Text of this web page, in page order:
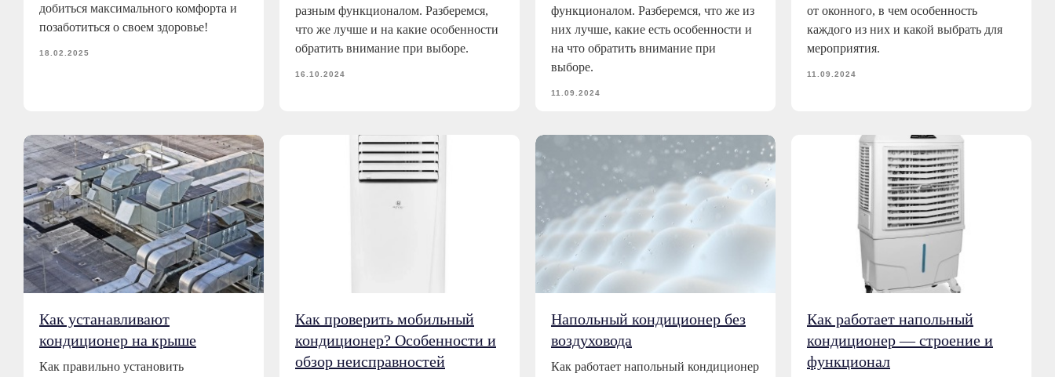
добиться максимального комфорта и
позаботиться о своем здоровье!
18.02.2025
разным функционалом. Разберемся,
что же лучше и на какие особенности
обратить внимание при выборе.
16.10.2024
функционалом. Разберемся, что же из
них лучше, какие есть особенности и
на что обратить внимание при
выборе.
11.09.2024
от оконного, в чем особенность
каждого из них и какой выбрать для
мероприятия.
11.09.2024
Как устанавливают
кондиционер на крыше
Как правильно установить
Как проверить мобильный
кондиционер? Особенности и
обзор неисправностей
Напольный кондиционер без
воздуховода
Как работает напольный кондиционер
Как работает напольный
кондиционер — строение и
функционал